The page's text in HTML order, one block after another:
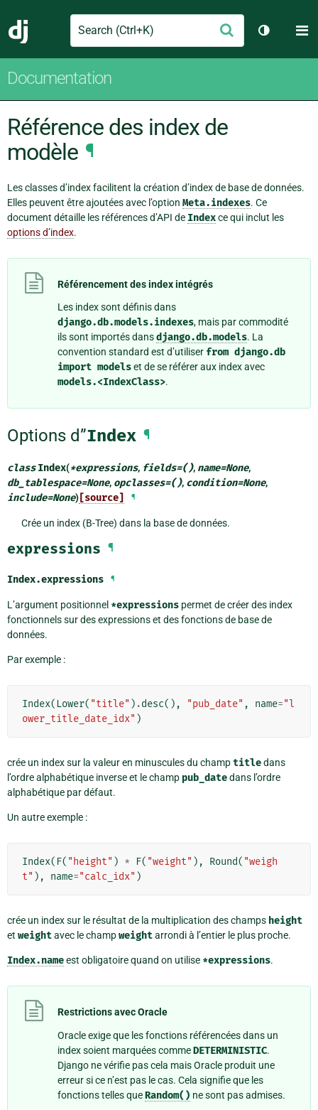
Django
Search Envoyer
Changer
Documentation
Référence des index de
modèle ¶
Les classes d’index facilitent la création d’index de base de données.
Elles peuvent être ajoutées avec l’option Meta.indexes. Ce
document détaille les références d’API de Indexce qui inclut les
options d’index.
Référencement des index intégrés
Les index sont définis dans
django.db.models.indexes, mais par commodité
ils sont importés dansdjango.db.models. La
convention standard est d’utiliser from django.db
import modelset de se référer aux index avec
models.<IndexClass>.
Options d”Index ¶
class Index(*expressions, fields=(), name=None,
db_tablespace=None, opclasses=(), condition=None,
include=None) [source] ¶
Crée un index (B-Tree) dans la base de données.
expressions ¶
Index.expressions ¶
L’argument positionnel *expressions permet de créer des index
fonctionnels sur des expressions et des fonctions de base de
données.
Par exemple :
Index( Lower( "title" ) .desc(), "pub_date" , name="l
ower_title_date_idx" )
crée un index sur la valeur en minuscules du champtitledans
l’ordre alphabétique inverse et le champ pub_datedans l’ordre
alphabétique par défaut.
Un autre exemple :
Index( F( "height" ) * F( "weight" ), Round( "weigh
t" ), name="calc_idx" )
crée un index sur le résultat de la multiplication des champs height
et weightavec le champweightarrondi à l’entier le plus proche.
Index.nameest obligatoire quand on utilise *expressions.
Restrictions avec Oracle
Oracle exige que les fonctions référencées dans un
index soient marquées commeDETERMINISTIC.
Django ne vérifie pas cela mais Oracle produit une
erreur si ce n’est pas le cas. Cela signifie que les
fonctions telles queRandom() ne sont pas admises.